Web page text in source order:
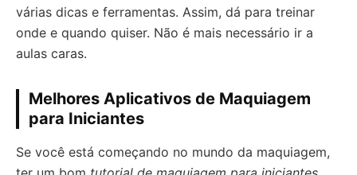
várias dicas e ferramentas. Assim, dá para treinar
onde e quando quiser. Não é mais necessário ir a
aulas caras.
Melhores Aplicativos de Maquiagem
para Iniciantes
Se você está começando no mundo da maquiagem,